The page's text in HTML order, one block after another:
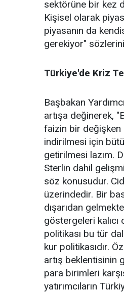
sektörüne bir kez
Kişisel olarak
piyasanın da
gerekiyor"
Türkiye'de Kriz
Başbakan
artışa değinerek,
faizin bir değişken
indirilmesi için
getirilmesi lazım.
Sterlin dahil
söz konusudur.
üzerindedir. Bir
dışarıdan
göstergeleri
politikası bu tür
kur politikasıdır.
artış beklentisinin
para birimleri
yatırımcıların